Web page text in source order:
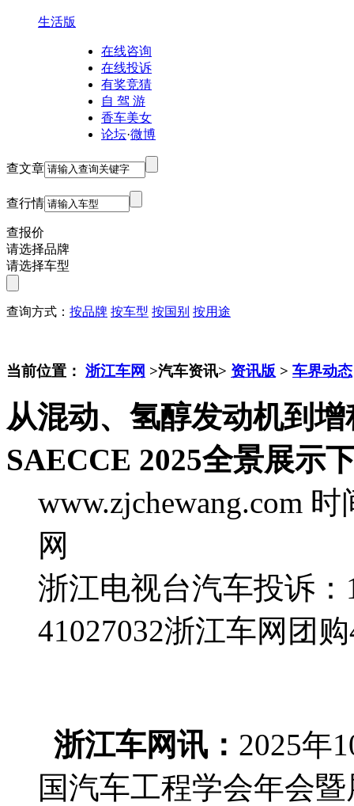
生活版
在线咨询
在线投诉
有奖竞猜
自 驾 游
香车美女
论坛·微博
查文章
查行情
查报价
请选择品牌
请选择车型
查询方式： 按品牌 按车型 按国别 按用途
当前位置： 浙江车网 >汽车资讯> 资讯版 > 车界动态
从混动、氢醇发动机到
SAECCE 2025全景展示
www.zjchewang.com 时
网
浙江电视台汽车投诉：
41027032浙江车网团
浙江车网讯： 2025年
国汽车工程学会年会